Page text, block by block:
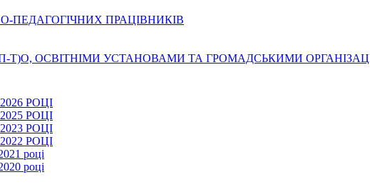
ПЕДАГОГІЧНИХ ПРАЦІВНИКІВ
Т)О, ОСВІТНІМИ УСТАНОВАМИ ТА ГРОМАДСЬКИМИ
РОЦІ
РОЦІ
РОЦІ
РОЦІ
році
році